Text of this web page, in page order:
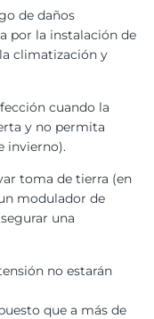
de daños
por la instalación de
climatización y
cuando la
y no permita
invierno).
toma de tierra (en
modulador de
una
no estarán
que a más de